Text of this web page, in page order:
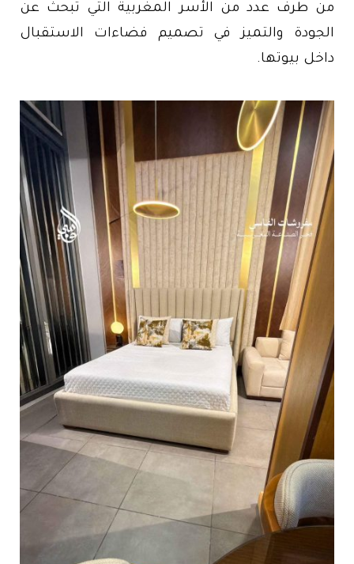
من طرف عدد من الأسر المغربية التي تبحث عن
الجودة والتميز في تصميم فضاءات الاستقبال
داخل بيوتها.